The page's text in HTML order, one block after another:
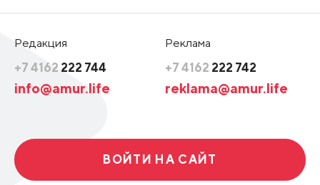
Редакция
+7 4162 222 744
info@amur.life
Реклама
+7 4162 222 742
reklama@amur.life
ВОЙТИ НА САЙТ